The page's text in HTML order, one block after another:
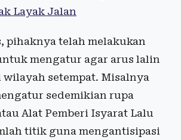
Layak Jalan
pihaknya telah melakukan
mengatur agar arus lalin
setempat. Misalnya
sedemikian rupa
Alat Pemberi Isyarat Lalu
titik guna mengantisipasi